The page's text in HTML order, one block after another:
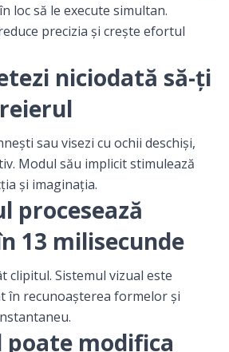
loc să le execute simultan.
precizia și crește efortul
niciodată să-ți
sau visezi cu ochii deschiși,
Modul său implicit stimulează
și imaginația.
procesează
13 milisecunde
clipitul. Sistemul vizual este
în recunoașterea formelor și
poate modifica